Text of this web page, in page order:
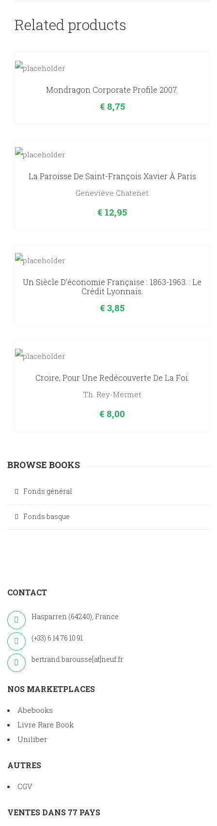
Related products
Mondragon Corporate Profile 2007.
€8,75
La Paroisse De Saint-François Xavier À Paris
Geneviève Chatenet
€ 12,95
Un Siècle D’économie Française : 1863-1963. : Le
Crédit Lyonnais.
€ 3,85
Croire, Pour Une Redécouverte De La Foi.
Th. Rey-Mermet
€ 8,00
BROWSE BOOKS
Fonds général
Fonds basque
CONTACT
Hasparren (64240), France
(+33) 6 14 76 10 91
bertrand.barousse[at]neuf.fr
NOS MARKETPLACES
Abebooks
Livre Rare Book
Uniliber
AUTRES
CGV
VENTES DANS 77 PAYS